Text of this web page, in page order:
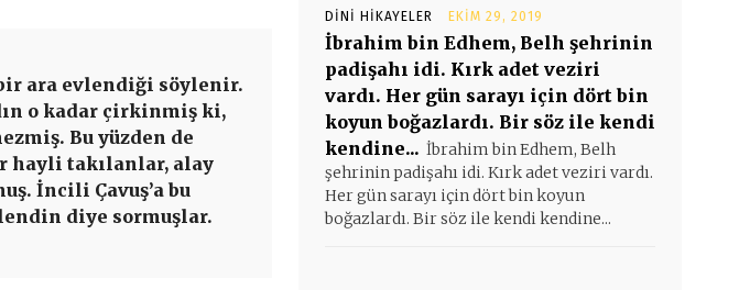
ara evlendiği söylenir.
o kadar çirkinmiş ki,
Bu yüzden de
hayli takılanlar, alay
İncili Çavuş’a bu
diye sormuşlar.
DINI HIKAYELER EKIM 29, 2019
İbrahim bin Edhem, Belh şehrinin
padişahı idi. Kırk adet veziri
vardı. Her gün sarayı için dört bin
koyun boğazlardı. Bir söz ile kendi
kendine... İbrahim bin Edhem, Belh
şehrinin padişahı idi. Kırk adet veziri vardı.
Her gün sarayı için dört bin koyun
boğazlardı. Bir söz ile kendi kendine...